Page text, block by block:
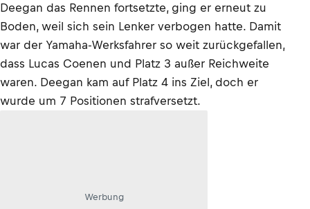
Deegan das Rennen fortsetzte, ging er erneut zu
Boden, weil sich sein Lenker verbogen hatte. Damit
war der Yamaha-Werksfahrer so weit zurückgefallen,
dass Lucas Coenen und Platz 3 außer Reichweite
waren. Deegan kam auf Platz 4 ins Ziel, doch er
wurde um 7 Positionen strafversetzt.
Werbung